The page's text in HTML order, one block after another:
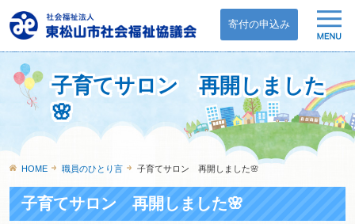
寄付の申込み
子育てサロン 再開しました
🌸
HOME 職員のひとり言 子育てサロン 再開しました🌸
子育てサロン 再開しました🌸